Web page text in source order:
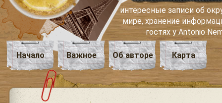
интересные записи об
мире, хранение
гостях у Antonio
Начало Важное Об авторе Карта